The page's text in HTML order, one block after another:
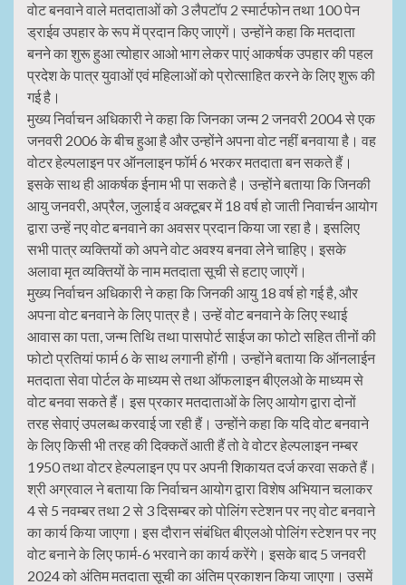
वोट बनवाने वाले मतदाताओं को 3 लैपटॉप 2 स्मार्टफोन तथा 100 पेन
ड्राईव उपहार के रूप में प्रदान किए जाएगें। उन्होंने कहा कि मतदाता
बनने का शुरू हुआ त्योहार आओ भाग लेकर पाएं आकर्षक उपहार की पहल
प्रदेश के पात्र युवाओं एवं महिलाओं को प्रोत्साहित करने के लिए शुरू की
गई है।
मुख्य निर्वाचन अधिकारी ने कहा कि जिनका जन्म 2 जनवरी 2004 से एक
जनवरी 2006 के बीच हुआ है और उन्होंने अपना वोट नहीं बनवाया है। वह
वोटर हेल्पलाइन पर ऑनलाइन फॉर्म 6 भरकर मतदाता बन सकते हैं।
इसके साथ ही आकर्षक ईनाम भी पा सकते है। उन्होंने बताया कि जिनकी
आयु जनवरी, अप्रैल, जुलाई व अक्टूबर में 18 वर्ष हो जाती निवार्चन आयोग
द्वारा उन्हें नए वोट बनवाने का अवसर प्रदान किया जा रहा है। इसलिए
सभी पात्र व्यक्तियों को अपने वोट अवश्य बनवा लेेने चाहिए। इसके
अलावा मृत व्यक्तियों के नाम मतदाता सूची से हटाए जाएगें।
मुख्य निर्वाचन अधिकारी ने कहा कि जिनकी आयु 18 वर्ष हो गई है, और
अपना वोट बनवाने के लिए पात्र है। उन्हें वोट बनवाने के लिए स्थाई
आवास का पता, जन्म तिथि तथा पासपोर्ट साईज का फोटो सहित तीनों की
फोटो प्रतियां फार्म 6 के साथ लगानी होंगी। उन्होंने बताया कि ऑनलाईन
मतदाता सेवा पोर्टल के माध्यम से तथा ऑफलाइन बीएलओ के माध्यम से
वोट बनवा सकते हैं। इस प्रकार मतदाताओं के लिए आयोग द्वारा दोनों
तरह सेवाएं उपलब्ध करवाई जा रही हैं। उन्होंने कहा कि यदि वोट बनवाने
के लिए किसी भी तरह की दिक्कतें आती हैं तो वे वोटर हेल्पलाइन नम्बर
1950 तथा वोटर हेल्पलाइन एप पर अपनी शिकायत दर्ज करवा सकते हैं।
श्री अग्रवाल ने बताया कि निर्वाचन आयोग द्वारा विशेष अभियान चलाकर
4 से 5 नवम्बर तथा 2 से 3 दिसम्बर को पोलिंग स्टेशन पर नए वोट बनवाने
का कार्य किया जाएगा। इस दौरान संबंधित बीएलओ पोलिंग स्टेशन पर नए
वोट बनाने के लिए फार्म-6 भरवाने का कार्य करेंगे। इसके बाद 5 जनवरी
2024 को अंतिम मतदाता सूची का अंतिम प्रकाशन किया जाएगा। उसमें